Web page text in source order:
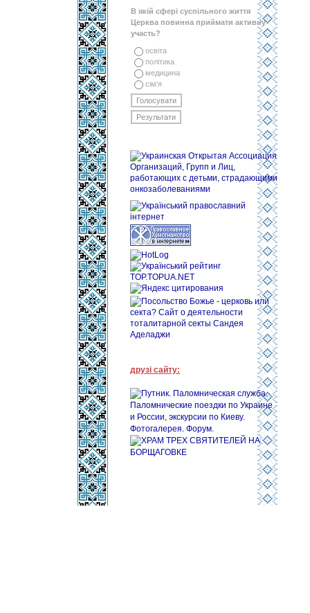
В якій сфері суспільного життя
Церква повинна приймати активну
участь?
освіта
політика
медицина
сім'я
друзі сайту: